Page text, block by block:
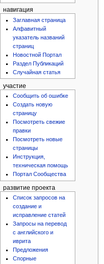
навигация
Заглавная страница
Алфавитный
указатель названий
страниц
Новостной Портал
Раздел Публикаций
Случайная статья
участие
Сообщить об ошибке
Создать новую
страницу
Посмотреть свежие
правки
Посмотреть новые
страницы
Инструкция,
техническая помощь
Портал Сообщества
развитие проекта
Список запросов на
создание и
исправление статей
Запросы на перевод
с английского и
иврита
Предложения
Спорные